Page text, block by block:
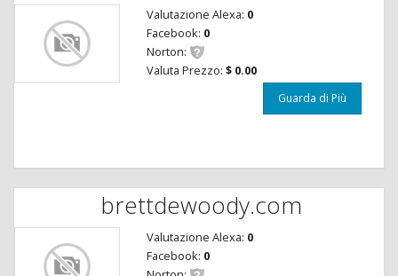
Valutazione Alexa: 0
Facebook: 0
Norton:
Valuta Prezzo: $ 0.00
Guarda di Più
brettdewoody.com
Valutazione Alexa: 0
Facebook: 0